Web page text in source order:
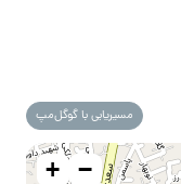
مسیریابی با گوگل‌مپ
+ −